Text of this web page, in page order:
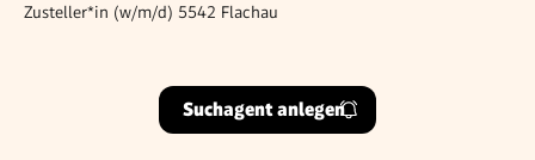
Zusteller*in (w/m/d) 5542 Flachau
Suchagent anlegen